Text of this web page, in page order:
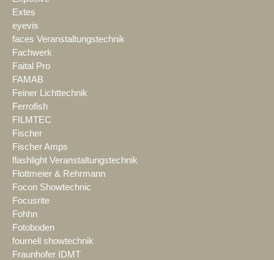
Extes
eyevis
faces Veranstaltungstechnik
Fachwerk
Faital Pro
FAMAB
Feiner Lichttechnik
Ferrofish
FILMTEC
Fischer
Fischer Amps
flashlight Veranstaltungstechnik
Flottmeier & Rehrmann
Focon Showtechnic
Focusrite
Fohhn
Fotoboden
fournell showtechnik
Fraunhofer IDMT